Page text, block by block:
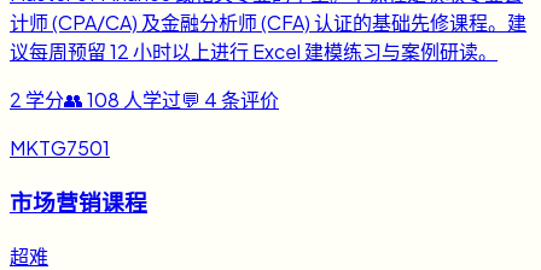
计师 (CPA/CA) 及金融分析师 (CFA) 认证的基础先修课程。建
议每周预留 12 小时以上进行 Excel 建模练习与案例研读。
2 学分👥108 人学过💬 4条评价
MKTG7501
市场营销课程
超难